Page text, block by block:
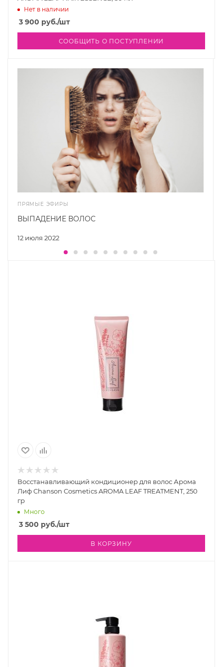
Нет в наличии
3 900 руб./шт
СООБЩИТЬ О ПОСТУПЛЕНИИ
ПРЯМЫЕ ЭФИРЫ
12 июля 2022
ВЫПАДЕНИЕ ВОЛОС
Восстанавливающий кондиционер для волос Арома
Лиф Chanson Cosmetics AROMA LEAF TREATMENT, 250
гр
Много
3 500 руб./шт
В КОРЗИНУ